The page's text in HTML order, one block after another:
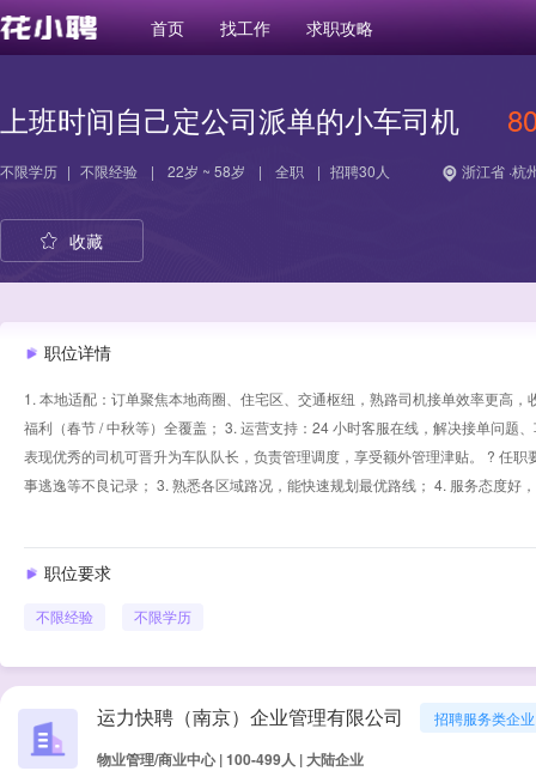
首页 找工作 求职攻略
上班时间自己定公司派单的小车司机
不限学历 | 不限经验 | 22岁 ~ 58岁 | 全职 | 招聘30人 浙江省 ·杭
收藏
职位详情
1. 本地适配：订单聚焦本地商圈、住宅区、交通枢纽，熟路司机接单效率更高
福利（春节 / 中秋等）全覆盖； 3. 运营支持：24 小时客服在线，解决接单问题
表现优秀的司机可晋升为车队队长，负责管理调度，享受额外管理津贴。 ? 任
事逃逸等不良记录； 3. 熟悉各区域路况，能快速规划最优路线； 4. 服务态度好
职位要求
不限经验 不限学历
运力快聘（南京）企业管理有限公司 招聘服务类企业
物业管理/商业中心 | 100-499人 | 大陆企业